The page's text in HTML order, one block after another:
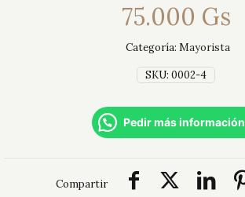
75.000 Gs
SKU: 0002-4
Categoría: Mayorista
Pedir más información
Compartir